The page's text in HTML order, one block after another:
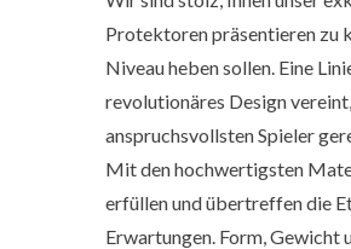
Protektoren präsentieren zu
Niveau heben sollen. Eine
revolutionäres Design
anspruchsvollsten Spieler
Mit den hochwertigsten
erfüllen und übertreffen die
Erwartungen. Form,